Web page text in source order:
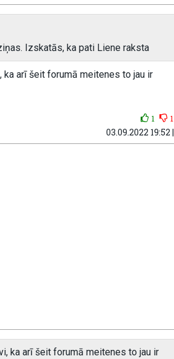
Izskatās, ka pati Liene raksta
arī šeit forumā meitenes to jau ir
1 1
03.09.2022 19:52 |
ka arī šeit forumā meitenes to jau ir